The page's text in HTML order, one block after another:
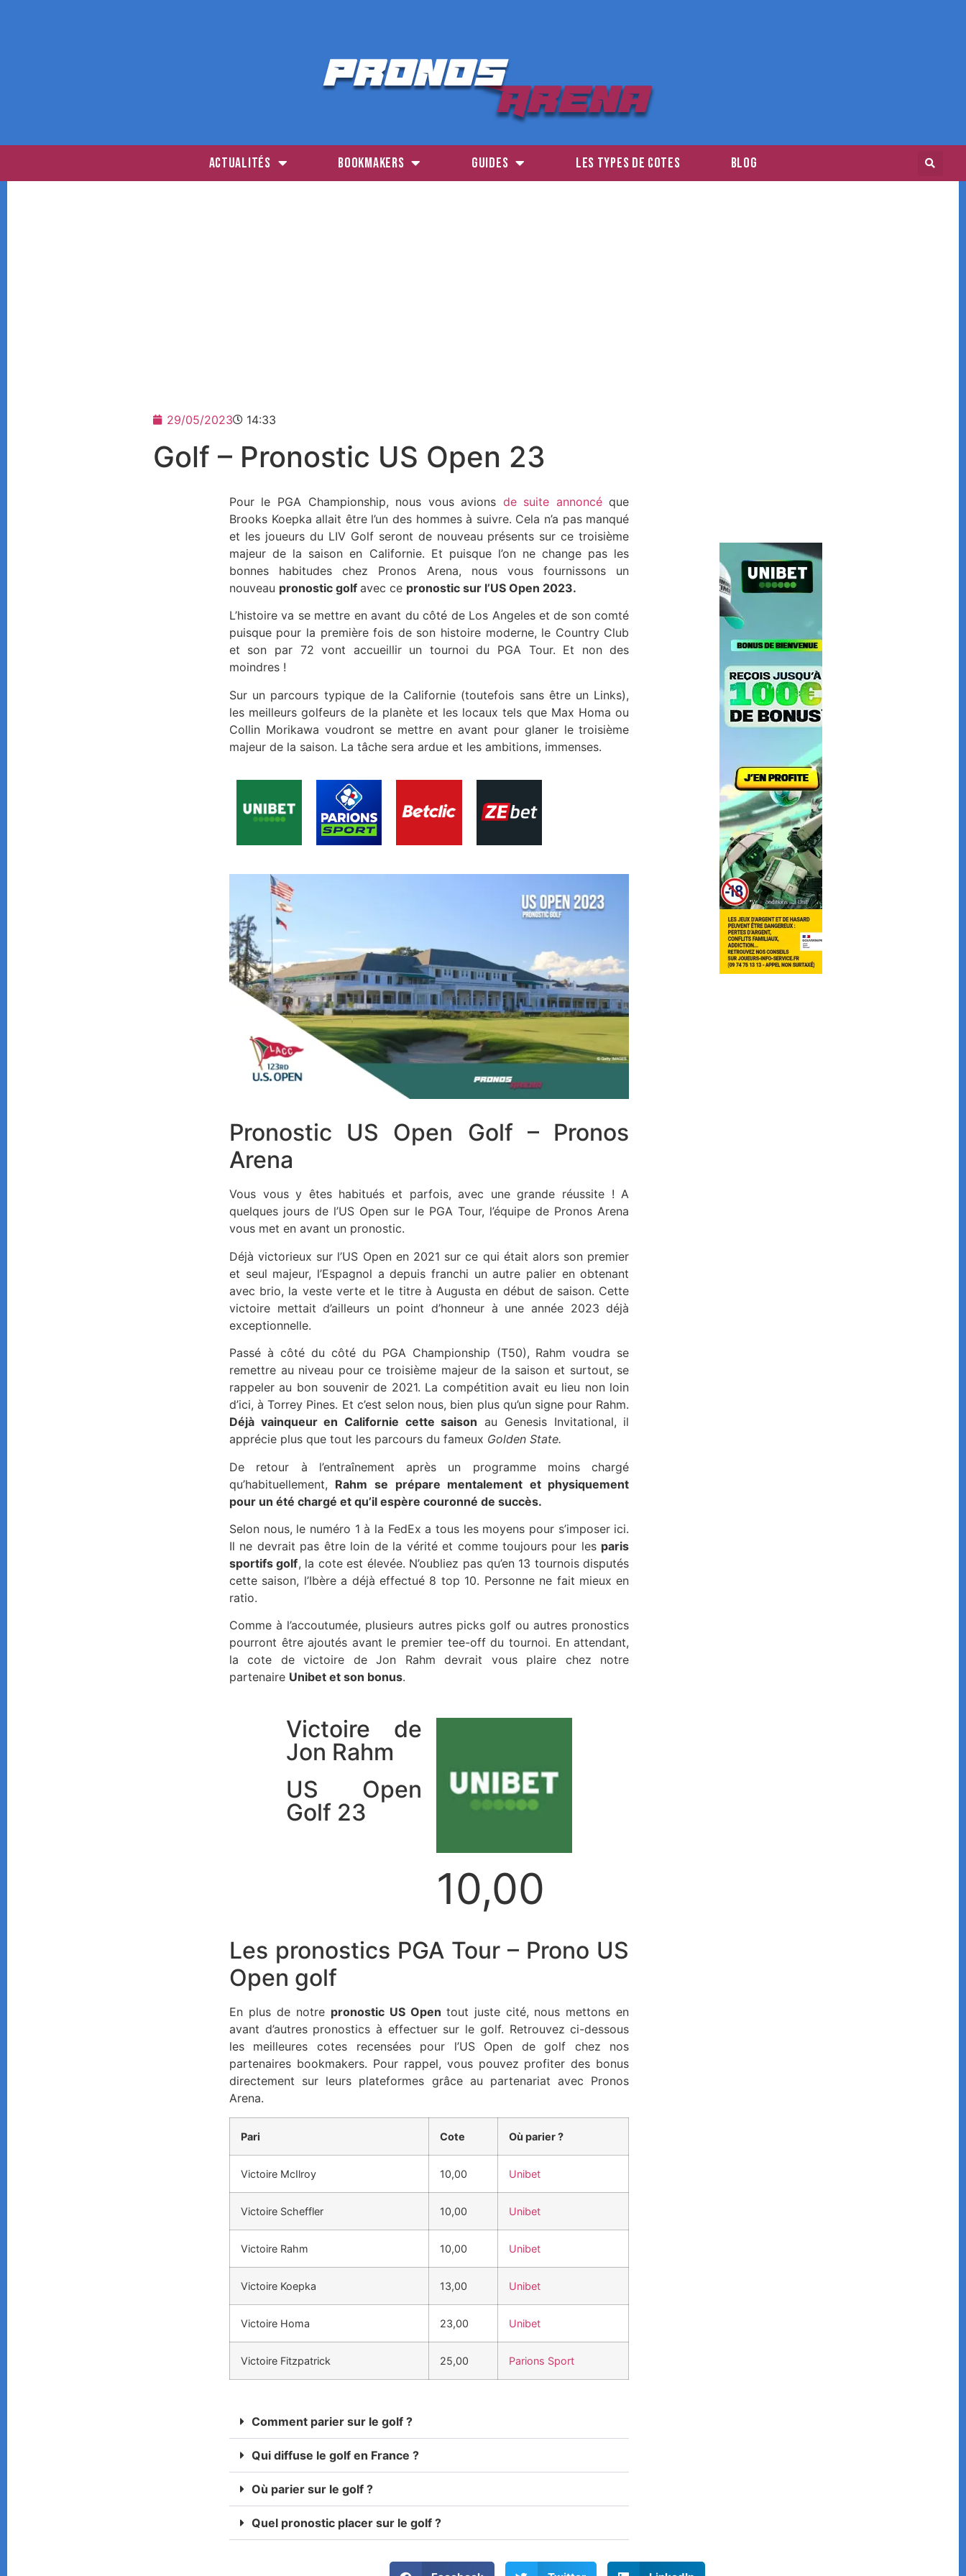
ACTUALITÉS BOOKMAKERS GUIDES LES TYPES DE COTES BLOG
29/05/2023 14:33
Golf – Pronostic US Open 23
Pour le PGA Championship, nous vous avions de suite annoncéque
Brooks Koepka allait être l’un des hommes à suivre. Cela n’a pas manqué
et les joueurs du LIV Golf seront de nouveau présents sur ce troisième
majeur de la saison en Californie. Et puisque l’on ne change pas les
bonnes habitudes chez Pronos Arena, nous vous fournissons un
nouveau pronostic golf avec ce pronostic sur l’US Open 2023.
L’histoire va se mettre en avant du côté de Los Angeles et de son comté
puisque pour la première fois de son histoire moderne, le Country Club
et son par 72 vont accueillir un tournoi du PGA Tour. Et non des
moindres !
Sur un parcours typique de la Californie (toutefois sans être un Links),
les meilleurs golfeurs de la planète et les locaux tels que Max Homa ou
Collin Morikawa voudront se mettre en avant pour glaner le troisième
majeur de la saison. La tâche sera ardue et les ambitions, immenses.
Pronostic US Open Golf – Pronos
Arena
Vous vous y êtes habitués et parfois, avec une grande réussite ! A
quelques jours de l’US Open sur le PGA Tour, l’équipe de Pronos Arena
vous met en avant un pronostic.
Déjà victorieux sur l’US Open en 2021 sur ce qui était alors son premier
et seul majeur, l’Espagnol a depuis franchi un autre palier en obtenant
avec brio, la veste verte et le titre à Augusta en début de saison. Cette
victoire mettait d’ailleurs un point d’honneur à une année 2023 déjà
exceptionnelle.
Passé à côté du côté du PGA Championship (T50), Rahm voudra se
remettre au niveau pour ce troisième majeur de la saison et surtout, se
rappeler au bon souvenir de 2021. La compétition avait eu lieu non loin
d’ici, à Torrey Pines. Et c’est selon nous, bien plus qu’un signe pour Rahm.
Déjà vainqueur en Californie cette saison au Genesis Invitational, il
apprécie plus que tout les parcours du fameux Golden State.
De retour à l’entraînement après un programme moins chargé
qu’habituellement, Rahm se prépare mentalement et physiquement
pour un été chargé et qu’il espère couronné de succès.
Selon nous, le numéro 1 à la FedEx a tous les moyens pour s’imposer ici.
Il ne devrait pas être loin de la vérité et comme toujours pour les paris
sportifs golf, la cote est élevée. N’oubliez pas qu’en 13 tournois disputés
cette saison, l’Ibère a déjà effectué 8 top 10. Personne ne fait mieux en
ratio.
Comme à l’accoutumée, plusieurs autres picks golf ou autres pronostics
pourront être ajoutés avant le premier tee-off du tournoi. En attendant,
la cote de victoire de Jon Rahm devrait vous plaire chez notre
partenaire Unibet et son bonus.
Victoire de
Jon Rahm
US Open
Golf 23
10,00
Les pronostics PGA Tour – Prono US
Open golf
En plus de notre pronostic US Open tout juste cité, nous mettons en
avant d’autres pronostics à effectuer sur le golf. Retrouvez ci-dessous
les meilleures cotes recensées pour l’US Open de golf chez nos
partenaires bookmakers. Pour rappel, vous pouvez profiter des bonus
directement sur leurs plateformes grâce au partenariat avec Pronos
Arena.
Pari Cote Où parier ?
Victoire McIlroy 10,00 Unibet
Victoire Scheffler 10,00 Unibet
Victoire Rahm 10,00 Unibet
Victoire Koepka 13,00 Unibet
Victoire Homa 23,00 Unibet
Victoire Fitzpatrick 25,00 Parions Sport
Comment parier sur le golf ?
Qui diffuse le golf en France ?
Où parier sur le golf ?
Quel pronostic placer sur le golf ?